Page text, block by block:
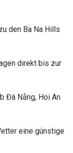
den Ba Na Hills
direkt bis zur
Đà Nẵng, Hoi An
eine günstige